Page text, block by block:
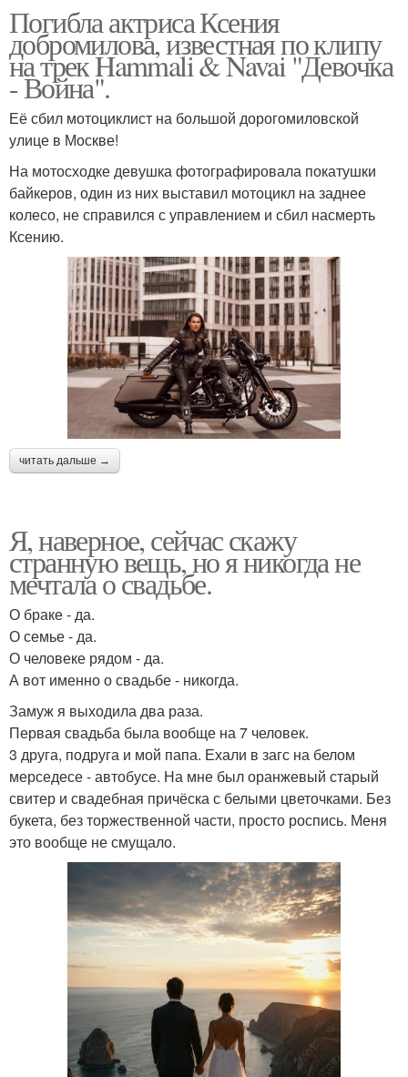
Погибла актриса Ксения
добромилова, известная по клипу
на трек Hammali & Navai "Девочка
- Война".
Её сбил мотоциклист на большой дорогомиловской
улице в Москве!
На мотосходке девушка фотографировала покатушки
байкеров, один из них выставил мотоцикл на заднее
колесо, не справился с управлением и сбил насмерть
Ксению.
читать дальше →
Я, наверное, сейчас скажу
странную вещь, но я никогда не
мечтала о свадьбе.
О браке - да.
О семье - да.
О человеке рядом - да.
А вот именно о свадьбе - никогда.
Замуж я выходила два раза.
Первая свадьба была вообще на 7 человек.
3 друга, подруга и мой папа. Ехали в загс на белом
мерседесе - автобусе. На мне был оранжевый старый
свитер и свадебная причёска с белыми цветочками. Без
букета, без торжественной части, просто роспись. Меня
это вообще не смущало.